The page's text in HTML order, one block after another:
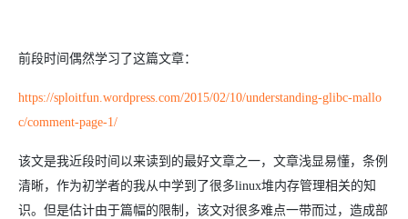
前段时间偶然学习了这篇文章：
https://sploitfun.wordpress.com/2015/02/10/understanding-glibc-mallo
c/comment-page-1/
该文是我近段时间以来读到的最好文章之一，文章浅显易懂，条例
清晰，作为初学者的我从中学到了很多linux堆内存管理相关的知
识。但是估计由于篇幅的限制，该文对很多难点一带而过，造成部